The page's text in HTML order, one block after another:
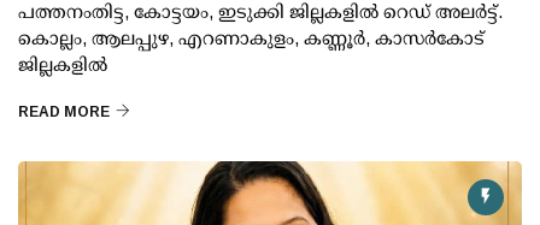
പത്തനംതിട്ട, കോട്ടയം, ഇടുക്കി ജില്ലകളില്‍ റെഡ് അലര്‍ട്ട്.
കൊല്ലം, ആലപ്പുഴ, എറണാകുളം, കണ്ണൂര്‍, കാസര്‍കോട്
ജില്ലകളില്‍
READ MORE